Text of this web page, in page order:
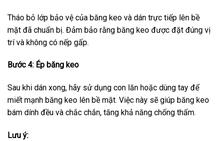
Tháo bỏ lớp bảo vệ của băng keo và dán trực tiếp lên bề
mặt đã chuẩn bị. Đảm bảo rằng băng keo được đặt đúng vị
trí và không có nếp gấp.
Bước 4: Ép băng keo
Sau khi dán xong, hãy sử dụng con lăn hoặc dùng tay để
miết mạnh băng keo lên bề mặt. Việc này sẽ giúp băng keo
bám dính đều và chắc chắn, tăng khả năng chống thấm.
Lưu ý: